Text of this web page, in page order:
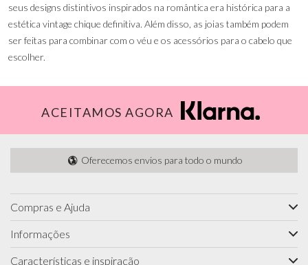
seus designs distintivos inspirados na romântica era histórica para a
estética vintage chique definitiva. Além disso, as joias também podem
ser feitas para combinar com o véu e os acessórios para o cabelo que
escolher.
ACEITAMOS AGORA
Oferecemos envios para todo o mundo
Compras e Ajuda
Informações
Características e inspiração